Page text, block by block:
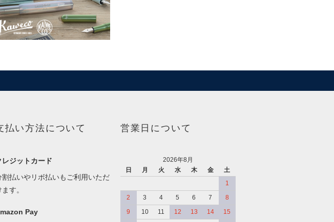
払い方法について
レジットカード
割払いやリボ払いもご利用いただ
ます。
Pay
営業日について
2026年8月
日
月 火 水 木 金
土
1
2
3 4 5 6 7
8
9
10 11 12 13 14
15